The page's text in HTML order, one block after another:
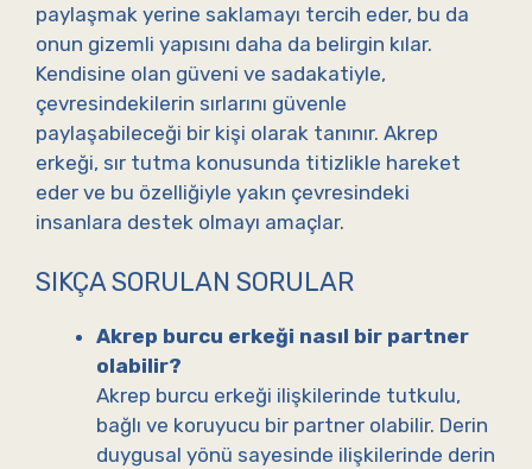
paylaşmak yerine saklamayı tercih eder, bu da
onun gizemli yapısını daha da belirgin kılar.
Kendisine olan güveni ve sadakatiyle,
çevresindekilerin sırlarını güvenle
paylaşabileceği bir kişi olarak tanınır. Akrep
erkeği, sır tutma konusunda titizlikle hareket
eder ve bu özelliğiyle yakın çevresindeki
insanlara destek olmayı amaçlar.
SIKÇA SORULAN SORULAR
Akrep burcu erkeği nasıl bir partner
olabilir?
Akrep burcu erkeği ilişkilerinde tutkulu,
bağlı ve koruyucu bir partner olabilir. Derin
duygusal yönü sayesinde ilişkilerinde derin